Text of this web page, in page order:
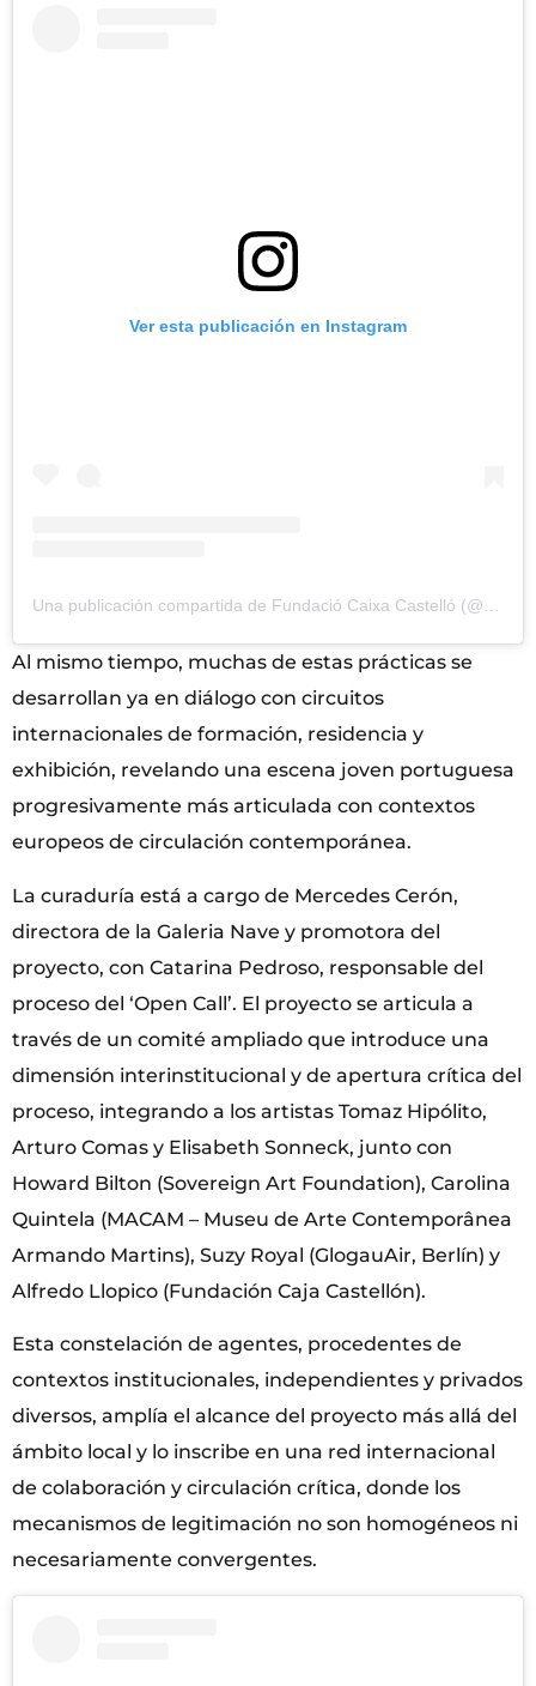
Ver esta publicación en Instagram
Una publicación compartida de Fundació Caixa Castelló (@fundacio_caixa_castello)
Al mismo tiempo, muchas de estas prácticas se
desarrollan ya en diálogo con circuitos
internacionales de formación, residencia y
exhibición, revelando una escena joven portuguesa
progresivamente más articulada con contextos
europeos de circulación contemporánea.
La curaduría está a cargo de Mercedes Cerón,
directora de la Galeria Nave y promotora del
proyecto, con Catarina Pedroso, responsable del
proceso del ‘Open Call’. El proyecto se articula a
través de un comité ampliado que introduce una
dimensión interinstitucional y de apertura crítica del
proceso, integrando a los artistas Tomaz Hipólito,
Arturo Comas y Elisabeth Sonneck, junto con
Howard Bilton (Sovereign Art Foundation), Carolina
Quintela (MACAM – Museu de Arte Contemporânea
Armando Martins), Suzy Royal (GlogauAir, Berlín) y
Alfredo Llopico (Fundación Caja Castellón).
Esta constelación de agentes, procedentes de
contextos institucionales, independientes y privados
diversos, amplía el alcance del proyecto más allá del
ámbito local y lo inscribe en una red internacional
de colaboración y circulación crítica, donde los
mecanismos de legitimación no son homogéneos ni
necesariamente convergentes.